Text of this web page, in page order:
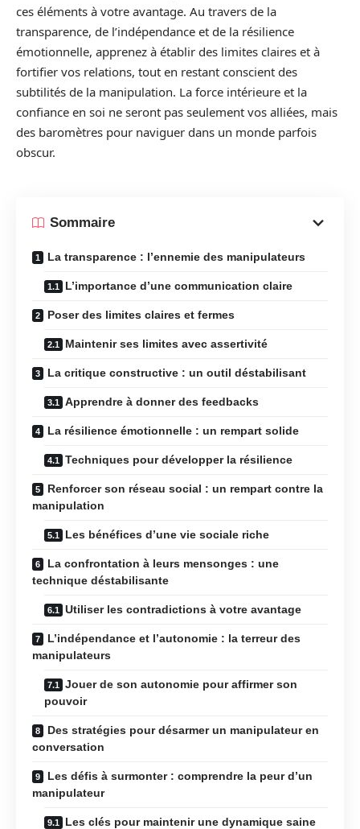
ces éléments à votre avantage. Au travers de la
transparence, de l’indépendance et de la résilience
émotionnelle, apprenez à établir des limites claires et à
fortifier vos relations, tout en restant conscient des
subtilités de la manipulation. La force intérieure et la
confiance en soi ne seront pas seulement vos alliées, mais
des baromètres pour naviguer dans un monde parfois
obscur.
Sommaire
La transparence : l’ennemie des manipulateurs
L’importance d’une communication claire
Poser des limites claires et fermes
Maintenir ses limites avec assertivité
La critique constructive : un outil déstabilisant
Apprendre à donner des feedbacks
La résilience émotionnelle : un rempart solide
Techniques pour développer la résilience
Renforcer son réseau social : un rempart contre la
manipulation
Les bénéfices d’une vie sociale riche
La confrontation à leurs mensonges : une
technique déstabilisante
Utiliser les contradictions à votre avantage
L’indépendance et l’autonomie : la terreur des
manipulateurs
Jouer de son autonomie pour affirmer son
pouvoir
Des stratégies pour désarmer un manipulateur en
conversation
Les défis à surmonter : comprendre la peur d’un
manipulateur
Les clés pour maintenir une dynamique saine